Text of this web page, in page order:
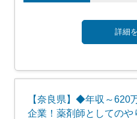
詳細
【奈良県】◆年収～620
企業！薬剤師としての